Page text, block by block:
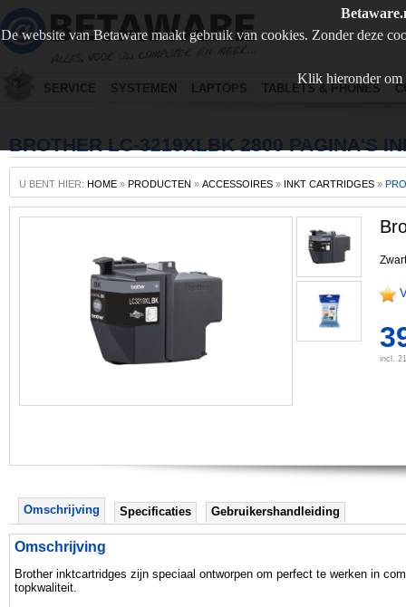
De website van Betaware maakt gebruik van cookies. Zonder deze
Klik hieronder om
SERVICE SYSTEMEN LAPTOPS TABLETS & PHONES
BROTHER LC-3219XLBK 2800 PAGINA'S
U BENT HIER: HOME » PRODUCTEN » ACCESSOIRES » INKT CARTRIDGES »
Zwart
incl.
Omschrijving Specificaties Gebruikershandleiding
Omschrijving
Brother inktcartridges zijn speciaal ontworpen om perfect te werken in
topkwaliteit.